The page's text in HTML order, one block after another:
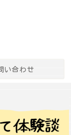
い合わせ